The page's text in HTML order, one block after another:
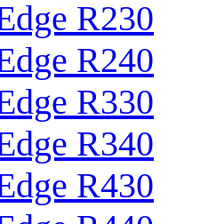
R230
R240
R330
R340
R430